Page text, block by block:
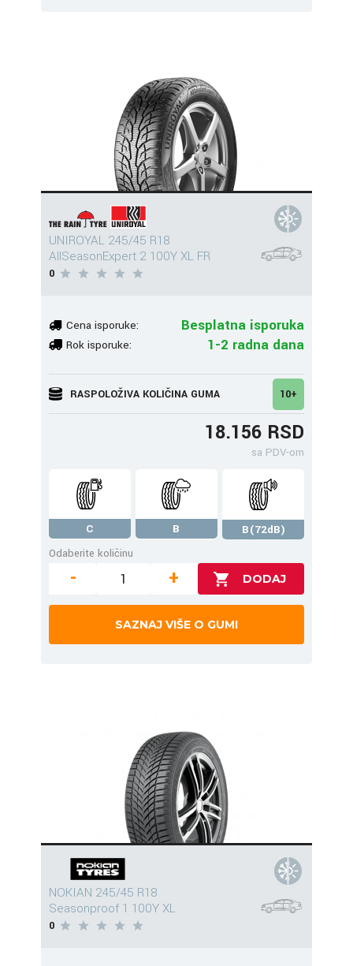
UNIROYAL 245/45 R18
AllSeasonExpert 2 100Y XL FR
0
Cena isporuke: Besplatna isporuka
Rok isporuke: 1-2 radna dana
RASPOLOŽIVA KOLIČINA GUMA 10+
18.156 RSD
sa PDV-om
C B
B(72dB)
Odaberite količinu
- +
SAZNAJ VIŠE O GUMI
NOKIAN 245/45 R18
Seasonproof 1 100Y XL
0